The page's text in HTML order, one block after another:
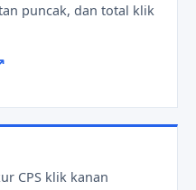
puncak, dan total klik
CPS klik kanan